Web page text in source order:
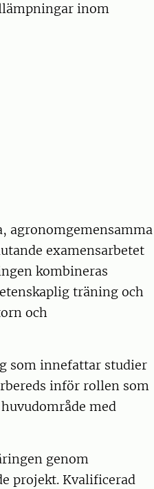
inom
agronomgemensamma
examensarbetet
kombineras
träning och
och
som innefattar studier
inför rollen som
med
genom
projekt. Kvalificerad